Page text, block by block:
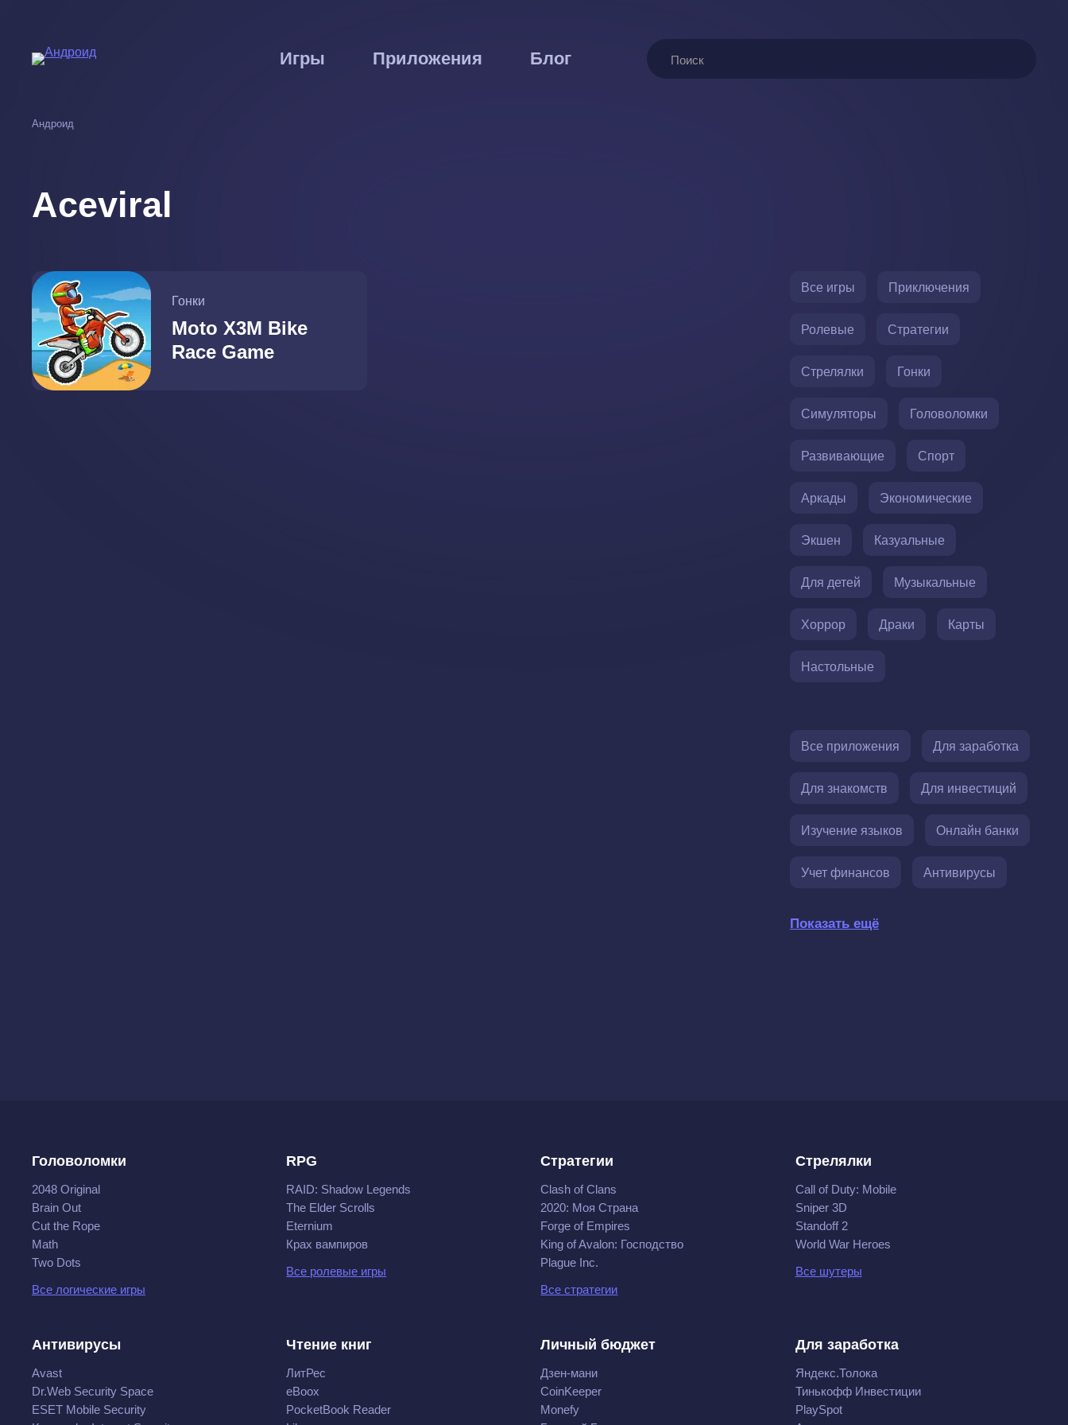
основному
Игры Приложения Блог Поиск
Андроид
Aceviral
Гонки
Moto X3M Bike
Race Game
Все игры Приключения
Ролевые Стратегии
Стрелялки Гонки
Симуляторы Головоломки
Развивающие Спорт
Аркады Экономические
Экшен Казуальные
Для детей Музыкальные
Хоррор Драки Карты
Настольные
Все приложения Для заработка
Для знакомств Для инвестиций
Изучение языков Онлайн банки
Учет финансов Антивирусы
Показать ещё
Головоломки
2048 Original
Brain Out
Cut the Rope
Math
Two Dots
Все логические игры
RPG
RAID: Shadow Legends
The Elder Scrolls
Eternium
Крах вампиров
Все ролевые игры
Стратегии
Clash of Clans
2020: Моя Cтрана
Forge of Empires
King of Avalon: Господство
Plague Inc.
Все стратегии
Стрелялки
Call of Duty: Mobile
Sniper 3D
Standoff 2
World War Heroes
Все шутеры
Антивирусы
Avast
Dr.Web Security Space
ESET Mobile Security
Чтение книг
ЛитРес
eBoox
PocketBook Reader
Личный бюджет
Дзен-мани
CoinKeeper
Monefy
Для заработка
Яндекс.Толока
Тинькофф Инвестиции
PlaySpot